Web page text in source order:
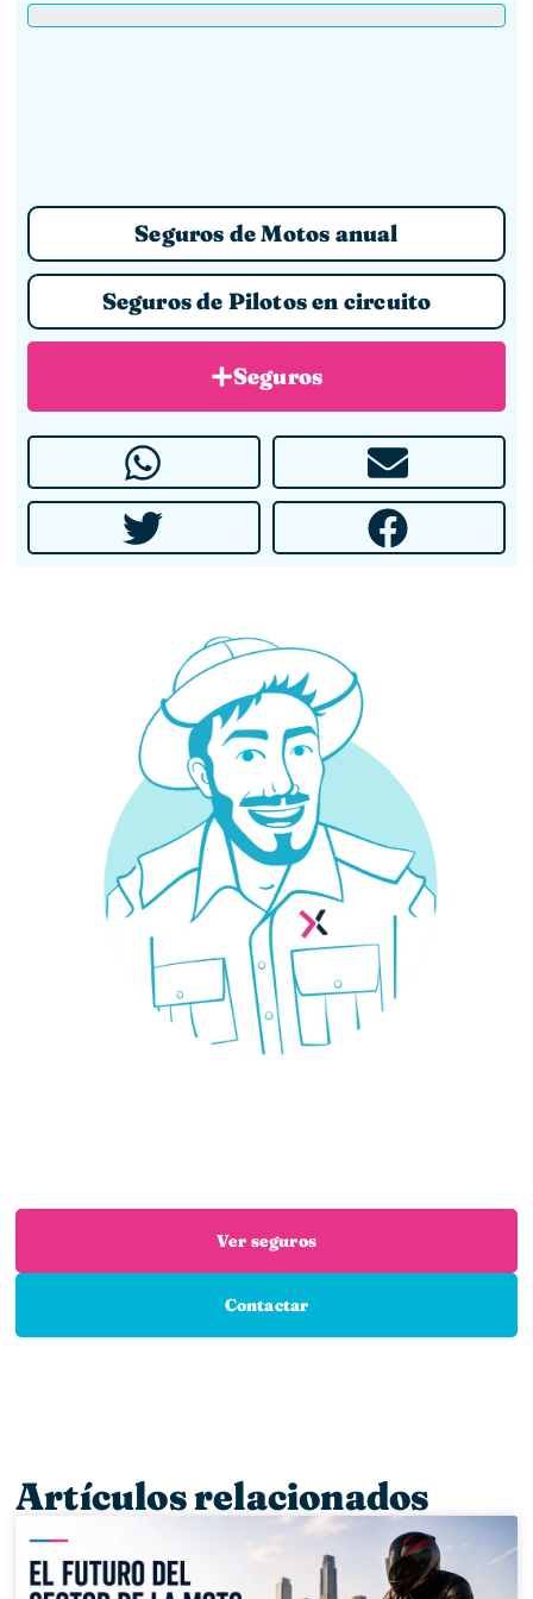
Seguros de Motos anual
Seguros de Pilotos en circuito
Seguros
¿Necesitas un seguro?
Ver seguros
Contactar
Artículos relacionados